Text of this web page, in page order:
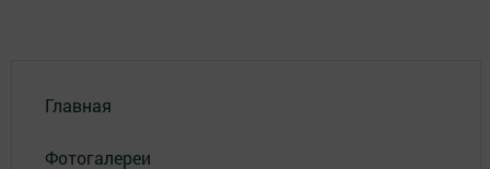
Главная
Фотогалереи